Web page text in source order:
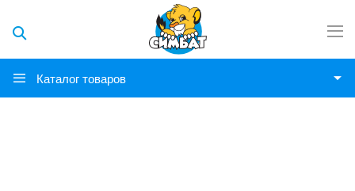
Каталог товаров